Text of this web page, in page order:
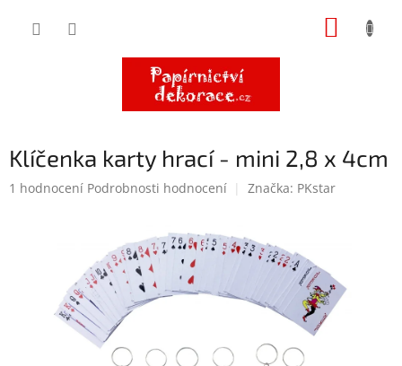
Klíčenka karty hrací - mini 2,8 x 4cm
Průměrné
hvězdiček.
1 hodnocení Podrobnosti hodnocení Značka: PKstar